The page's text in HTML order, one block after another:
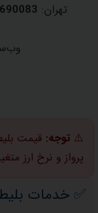
تهران:
⚠️ توجه: قیمت
پرواز و نرخ ارز
✅ خدمات